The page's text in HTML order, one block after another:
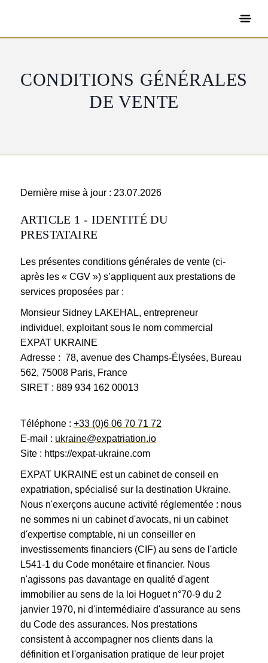
CONDITIONS GÉNÉRALES
DE VENTE
Dernière mise à jour : 23.07.2026
ARTICLE 1 - IDENTITÉ DU
PRESTATAIRE
Les présentes conditions générales de vente (ci-
après les « CGV ») s’appliquent aux prestations de
services proposées par :
Monsieur Sidney LAKEHAL, entrepreneur
individuel, exploitant sous le nom commercial
EXPAT UKRAINE
Adresse : 78, avenue des Champs-Élysées, Bureau
562, 75008 Paris, France
SIRET : 889 934 162 00013
Téléphone : +33 (0)6 06 70 71 72
E-mail : ukraine@expatriation.io
Site : https://expat-ukraine.com
EXPAT UKRAINE est un cabinet de conseil en
expatriation, spécialisé sur la destination Ukraine.
Nous n'exerçons aucune activité réglementée : nous
ne sommes ni un cabinet d'avocats, ni un cabinet
d'expertise comptable, ni un conseiller en
investissements financiers (CIF) au sens de l'article
L541-1 du Code monétaire et financier. Nous
n'agissons pas davantage en qualité d'agent
immobilier au sens de la loi Hoguet n°70-9 du 2
janvier 1970, ni d'intermédiaire d'assurance au sens
du Code des assurances. Nos prestations
consistent à accompagner nos clients dans la
définition et l'organisation pratique de leur projet